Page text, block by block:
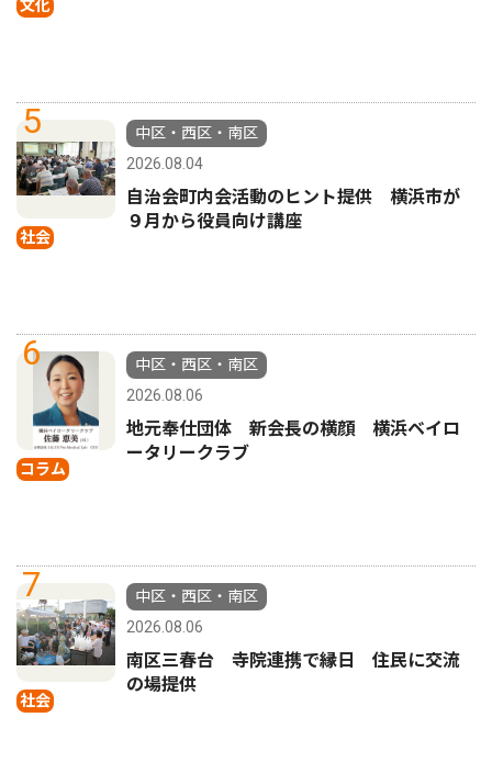
文化
5
社会
中区・西区・南区
2026.08.04
自治会町内会活動のヒント提供 横浜市が
９月から役員向け講座
6
コラム
中区・西区・南区
2026.08.06
地元奉仕団体 新会長の横顔 横浜ベイロ
ータリークラブ
7
社会
中区・西区・南区
2026.08.06
南区三春台 寺院連携で縁日 住民に交流
の場提供